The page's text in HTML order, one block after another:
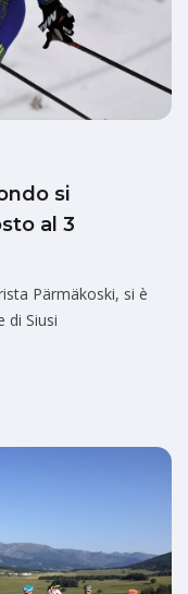
si
al 3
Pärmäkoski, si è
di Siusi